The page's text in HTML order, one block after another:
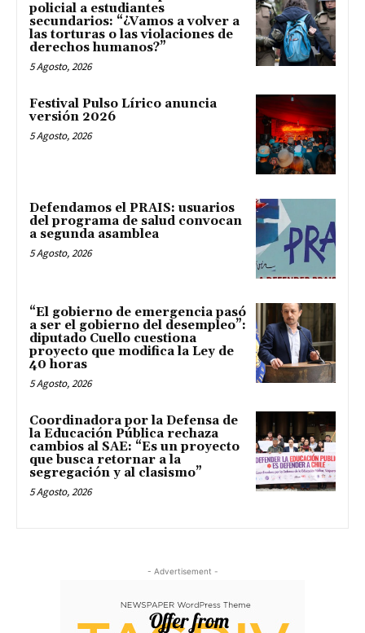
policial a estudiantes
secundarios: “¿Vamos a volver a
las torturas o las violaciones de
derechos humanos?”
5 Agosto, 2026
Festival Pulso Lírico anuncia
versión 2026
5 Agosto, 2026
Defendamos el PRAIS: usuarios
del programa de salud convocan
a segunda asamblea
5 Agosto, 2026
“El gobierno de emergencia pasó
a ser el gobierno del desempleo”:
diputado Cuello cuestiona
proyecto que modifica la Ley de
40 horas
5 Agosto, 2026
Coordinadora por la Defensa de
la Educación Pública rechaza
cambios al SAE: “Es un proyecto
que busca retornar a la
segregación y al clasismo”
5 Agosto, 2026
- Advertisement -